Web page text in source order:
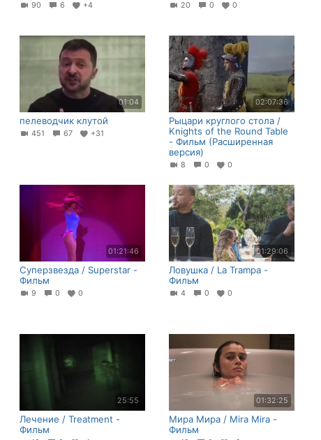
90 6 +4 20 0 0
01:04
пелеводчик клутой
451 67 +31
02:07:36
Рыцари круглого стола /
Knights of the Round Table
- Фильм (Расширенная
версия)
8 0 0
01:21:46
Суперзвезда / Superstar -
Фильм
9 0 0
01:29:06
Ловушка / La Trampa -
Фильм
4 0 0
25:55
Лечение / Treatment -
Фильм
01:32:25
Мира Мира / Mira Mira -
Фильм